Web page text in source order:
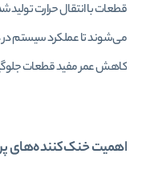
قطعات با انتقال حرارت
می‌شوند تا عملکرد سیستم در
کاهش عمر مفید قطعات
اهمیت خنک‌کننده‌های